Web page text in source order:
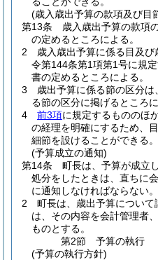
(歳入歳出予算の款項及び目
第13条
歳入歳出予算の款項
の定めるところによる。
2
歳入歳出予算に係る目及
令第144条第1項第1号に規
書の定めるところによる。
3
歳出予算に係る節の区分
る節の区分に掲げるところに
4
前3項に規定するもののほ
の経理を明確にするため、
細節を設けることができる。
(予算成立の通知)
第14条
町長は、予算が成立
処分をしたときは、直ちに
に通知しなければならない。
2
町長は、歳出予算について
は、その内容を会計管理者
ものとする。
第2節
予算の執行
(予算の執行方針)